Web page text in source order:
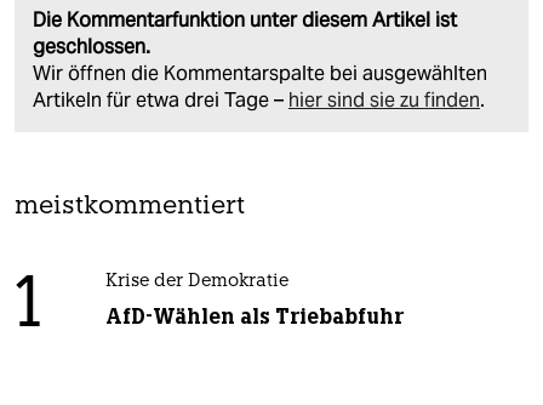
Die Kommentarfunktion unter diesem Artikel ist
geschlossen.
Wir öffnen die Kommentarspalte bei ausgewählten
Artikeln für etwa drei Tage – hier sind sie zu finden.
meistkommentiert
1 Krise der Demokratie
AfD-Wählen als Triebabfuhr